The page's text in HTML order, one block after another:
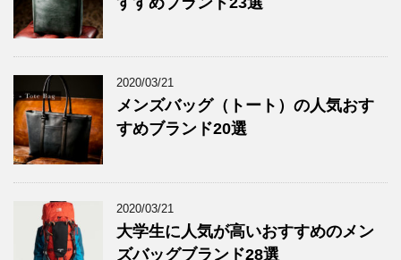
2020/03/21
メンズバッグ（トート）の人気おす
すめブランド20選
2020/03/21
大学生に人気が高いおすすめのメン
ズバッグブランド28選